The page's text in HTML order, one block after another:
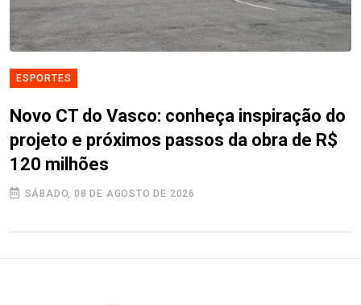
ESPORTES
Novo CT do Vasco: conheça inspiração do
projeto e próximos passos da obra de R$
120 milhões
SÁBADO, 08 DE AGOSTO DE 2026